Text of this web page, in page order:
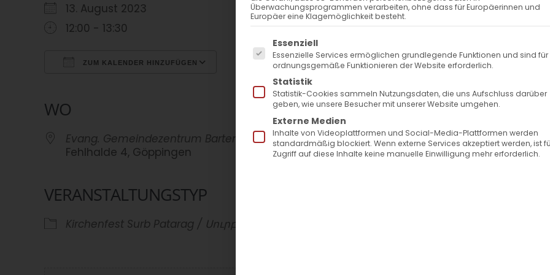
13. August 2023
12:00 - 13:30
ZUM KALENDER HINZUFÜGEN
WO
Evang. Gemeindezentrum Bartenbach
Fehlhalde 4, Göppingen
VERANSTALTUNGSTYP
Kirchenfest Surb Patarag / Սուրբ Պատարագ
Überwachungsprogrammen verarbeiten, ohne dass für Europäerinnen und
Europäer eine Klagemöglichkeit besteht.
Es folgt eine Liste der Service-Gruppen, für die eine
Essenziell
Essenzielle Services ermöglichen grundlegende Funktionen und sind
ordnungsgemäße Funktionieren der Website erforderlich.
Statistik
Statistik-Cookies sammeln Nutzungsdaten, die uns Aufschluss darüber
geben, wie unsere Besucher mit unserer Website umgehen.
Externe Medien
Inhalte von Videoplattformen und Social-Media-Plattformen werden
standardmäßig blockiert. Wenn externe Services akzeptiert werden, ist
Zugriff auf diese Inhalte keine manuelle Einwilligung mehr erforderlich.